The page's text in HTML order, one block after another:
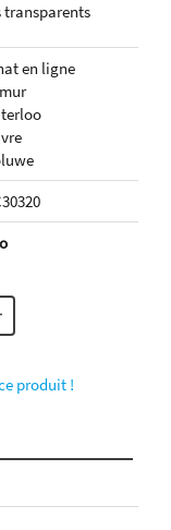
transparents
en ligne
produit !